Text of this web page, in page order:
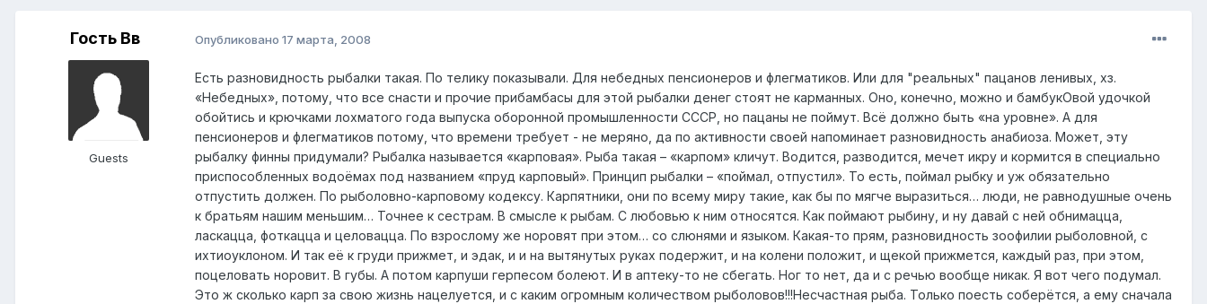
Гость Вв
Guests
Опубликовано 17 марта, 2008
Есть разновидность рыбалки такая. По телику показывали. Для небедных пенсионеров и флегматиков. Или для "реальных" пацанов ленивых, хз.
«Небедных», потому, что все снасти и прочие прибамбасы для этой рыбалки денег стоят не карманных. Оно, конечно, можно и бамбукОвой удочкой
обойтись и крючками лохматого года выпуска оборонной промышленности СССР, но пацаны не поймут. Всё должно быть «на уровне». А для
пенсионеров и флегматиков потому, что времени требует - не меряно, да по активности своей напоминает разновидность анабиоза. Может, эту
рыбалку финны придумали? Рыбалка называется «карповая». Рыба такая – «карпом» кличут. Водится, разводится, мечет икру и кормится в специально
приспособленных водоёмах под названием «пруд карповый». Принцип рыбалки – «поймал, отпустил». То есть, поймал рыбку и уж обязательно
отпустить должен. По рыболовно-карповому кодексу. Карпятники, они по всему миру такие, как бы по мягче выразиться… люди, не равнодушные очень
к братьям нашим меньшим… Точнее к сестрам. В смысле к рыбам. С любовью к ним относятся. Как поймают рыбину, и ну давай с ней обнимацца,
ласкацца, фоткацца и целовацца. По взрослому же норовят при этом… со слюнями и языком. Какая-то прям, разновидность зоофилии рыболовной, с
ихтиоуклоном. И так её к груди прижмет, и эдак, и и на вытянутых руках подержит, и на колени положит, и щекой прижмется, каждый раз, при этом,
поцеловать норовит. В губы. А потом карпуши герпесом болеют. И в аптеку-то не сбегать. Ног то нет, да и с речью вообще никак. Я вот чего подумал.
Это ж сколько карп за свою жизнь нацелуется, и с каким огромным количеством рыболовов!!!Несчастная рыба. Только поесть соберётся, а ему сначала